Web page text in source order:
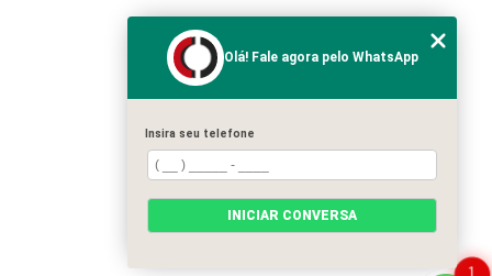
1
Olá! Fale agora pelo WhatsApp
Insira seu telefone
INICIAR CONVERSA